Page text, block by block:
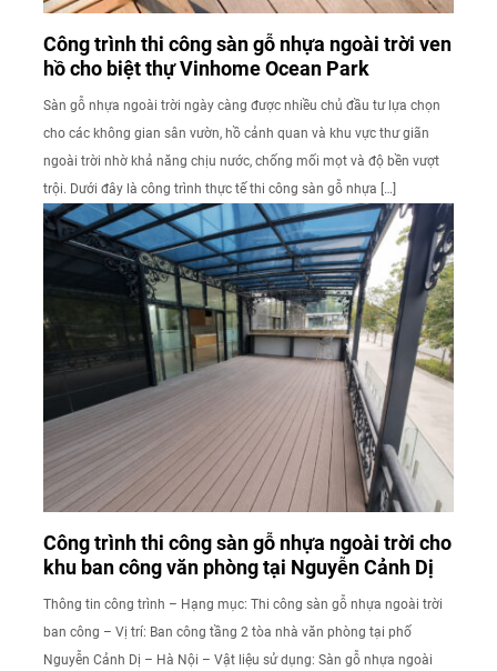
Công trình thi công sàn gỗ nhựa ngoài trời ven
hồ cho biệt thự Vinhome Ocean Park
Sàn gỗ nhựa ngoài trời ngày càng được nhiều chủ đầu tư lựa chọn
cho các không gian sân vườn, hồ cảnh quan và khu vực thư giãn
ngoài trời nhờ khả năng chịu nước, chống mối mọt và độ bền vượt
trội. Dưới đây là công trình thực tế thi công sàn gỗ nhựa […]
Công trình thi công sàn gỗ nhựa ngoài trời cho
khu ban công văn phòng tại Nguyễn Cảnh Dị
Thông tin công trình – Hạng mục: Thi công sàn gỗ nhựa ngoài trời
ban công – Vị trí: Ban công tầng 2 tòa nhà văn phòng tại phố
Nguyễn Cảnh Dị – Hà Nội – Vật liệu sử dụng: Sàn gỗ nhựa ngoài